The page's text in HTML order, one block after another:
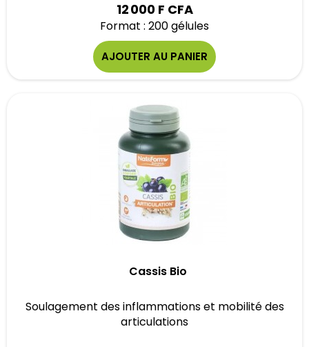
12 000 F CFA
Format : 200 gélules
AJOUTER AU PANIER
Cassis Bio
Soulagement des inflammations et mobilité des
articulations